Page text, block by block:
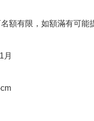
額有限，如額滿有可能
月